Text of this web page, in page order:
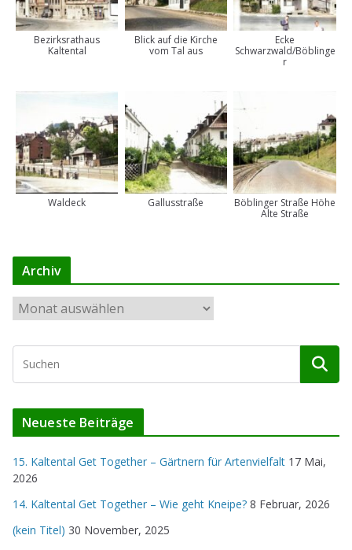
Bezirksrathaus
Kaltental
Blick auf die Kirche
vom Tal aus
Ecke
Schwarzwald/Böblinge
r
Waldeck Gallusstraße
Böblinger Straße Höhe
Alte Straße
Archiv
c
i
Neueste Beiträge
15. Kaltental Get Together – Gärtnern für Artenvielfalt 17 Mai,
2026
14. Kaltental Get Together – Wie geht Kneipe? 8 Februar, 2026
(kein Titel) 30 November, 2025